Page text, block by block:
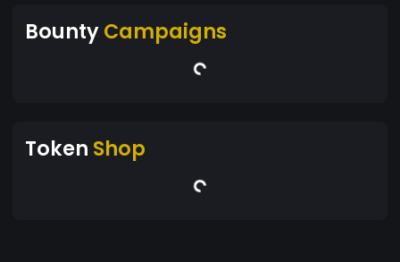
BountyCampaigns
Token Shop